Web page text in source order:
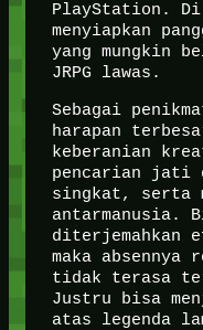
PlayStation.
menyiapkan
yang mungkin
JRPG lawas.
Sebagai
harapan
keberanian
pencarian
singkat, serta
diterjemahkan
maka absennya
tidak terasa
Justru bisa
atas legenda